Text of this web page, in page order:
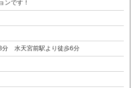
ンです！
分 水天宮前駅より徒歩6分